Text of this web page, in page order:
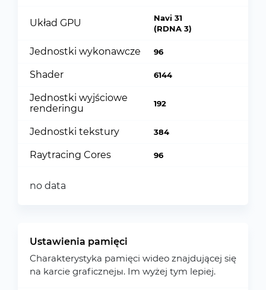
Układ GPU
Navi 31
(RDNA 3)
Jednostki wykonawcze 96
Shader 6144
Jednostki wyjściowe
renderingu
192
Jednostki tekstury 384
Raytracing Cores 96
no data
Ustawienia pamięci
Charakterystyka pamięci wideo znajdującej się
na karcie graficznejы. Im wyżej tym lepiej.